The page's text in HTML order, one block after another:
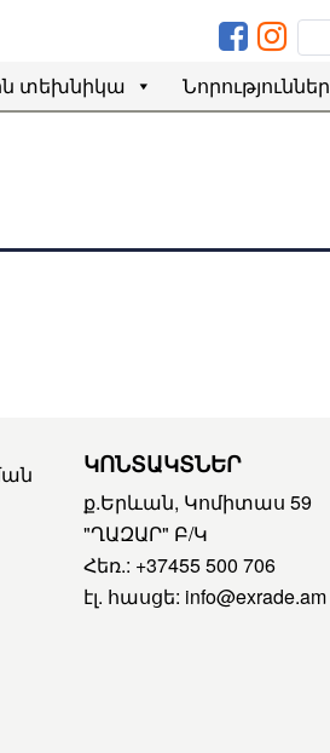
տեխնիկա Նորություններ
ԿՈՆՏԱԿՏՆԵՐ
ք.Երևան, Կոմիտաս 59
"ՂԱԶԱՐ" Բ/Կ
Հեռ.: +37455 500 706
էլ. հասցե: info@exrade.am